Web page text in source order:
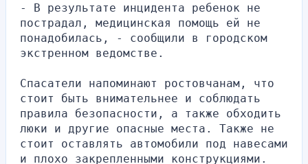
- В результате инцидента ребенок не
пострадал, медицинская помощь ей не
понадобилась, - сообщили в городском
экстренном ведомстве.
Спасатели напоминают ростовчанам, что
стоит быть внимательнее и соблюдать
правила безопасности, а также обходить
люки и другие опасные места. Также не
стоит оставлять автомобили под навесами
и плохо закрепленными конструкциями.